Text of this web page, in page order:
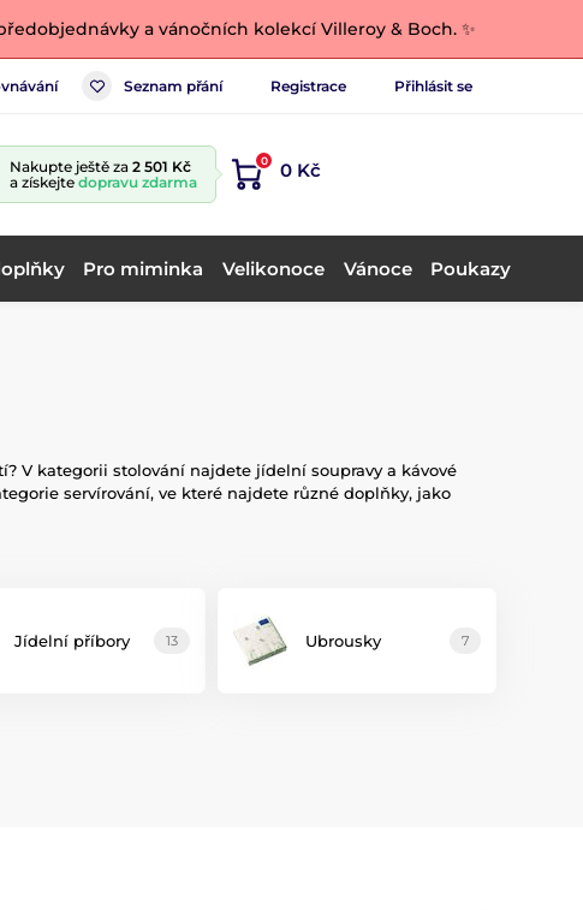
a vánočních kolekcí Villeroy & Boch. ✨
Seznam přání Registrace Přihlásit se
Nakupte ještě za 2 501 Kč
a získejte dopravu zdarma
0 0 Kč
Pro miminka Velikonoce Vánoce Poukazy
V kategorii stolování najdete jídelní soupravy a kávové
servírování, ve které najdete různé doplňky, jako
Jídelní příbory 13 Ubrousky 7